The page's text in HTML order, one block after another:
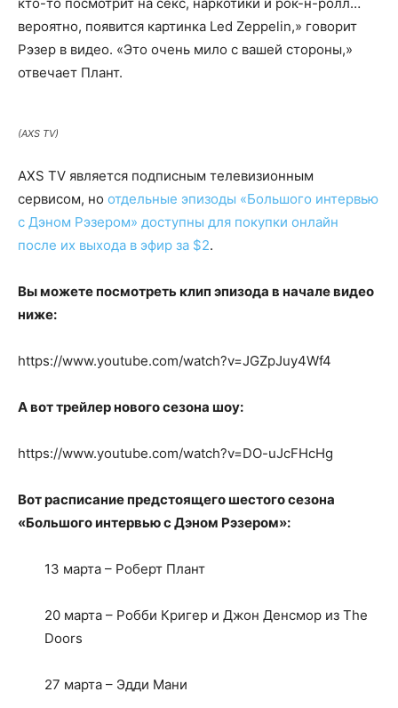
вероятно, появится картинка Led Zeppelin,» говорит
Рэзер в видео. «Это очень мило с вашей стороны,»
отвечает Плант.
(AXS TV)
AXS TV является подписным телевизионным
сервисом, но отдельные эпизоды «Большого интервью
с Дэном Рэзером» доступны для покупки онлайн
после их выхода в эфир за $2.
Вы можете посмотреть клип эпизода в начале видео
ниже:
https://www.youtube.com/watch?v=JGZpJuy4Wf4
А вот трейлер нового сезона шоу:
https://www.youtube.com/watch?v=DO-uJcFHcHg
Вот расписание предстоящего шестого сезона
«Большого интервью с Дэном Рэзером»:
13 марта – Роберт Плант
20 марта – Робби Кригер и Джон Денсмор из The
Doors
27 марта – Эдди Мани